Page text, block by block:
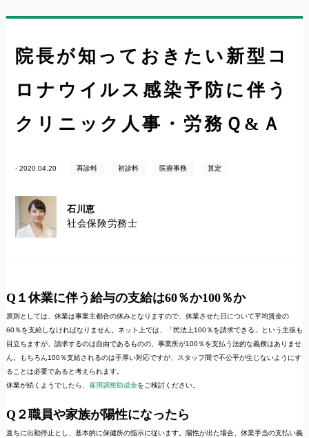
院長が知っておきたい新型コ
ロナウイルス感染予防に伴う
クリニック人事・労務Ｑ&Ａ
- 2020.04.20 再診料 初診料 医療事務 算定
石川恵
社会保険労務士
Q１休業に伴う給与の支給は60％か100％か
原則としては、休業は事業主都合の休みとなりますので、休業させた日について平均賃金の
60％を支給しなければなりません。ネット上では、「民法上100％を請求できる」という主張も
目立ちますが、請求するのは自由であるものの、事業所が100％を支払う法的な義務はありませ
ん。もちろん100％支給されるのは手厚い対応ですが、スタッフ間で不公平が生じないようにす
ることは必要であると考えられます。
休業が続くようでしたら、 雇用調整助成金をご検討ください。
Q２職員や家族が陽性になったら
直ちに出勤停止とし、基本的に保健所の指示に従います。陽性が出た場合、休業手当の支払い義